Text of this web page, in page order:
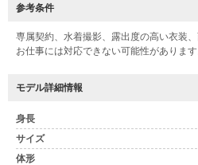
参考条件
専属契約、水着撮影、露出度の高い衣装
お仕事には対応できない可能性があります
モデル詳細情報
身長
サイズ
体形